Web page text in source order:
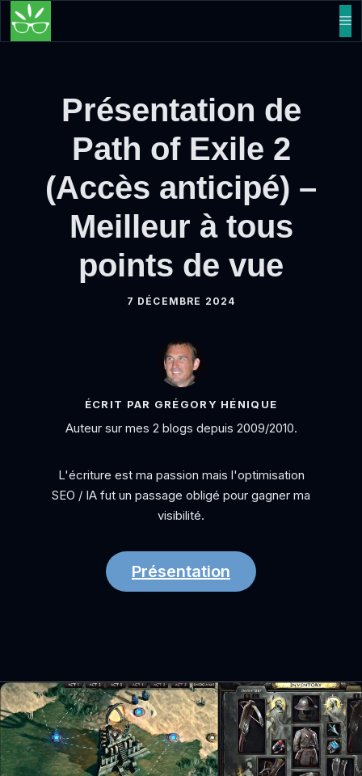
Aller
Présentation de
Path of Exile 2
(Accès anticipé) –
Meilleur à tous
points de vue
7 DÉCEMBRE 2024
ÉCRIT PAR GRÉGORY HÉNIQUE
Auteur sur mes 2 blogs depuis 2009/2010.
L'écriture est ma passion mais l'optimisation
SEO / IA fut un passage obligé pour gagner ma
visibilité.
Présentation